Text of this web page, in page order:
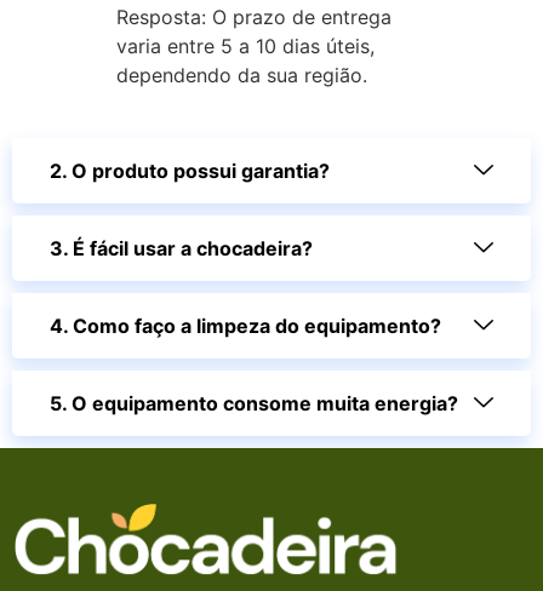
Resposta: O prazo de entrega
varia entre 5 a 10 dias úteis,
dependendo da sua região.
2. O produto possui garantia?
3. É fácil usar a chocadeira?
4. Como faço a limpeza do equipamento?
5. O equipamento consome muita energia?